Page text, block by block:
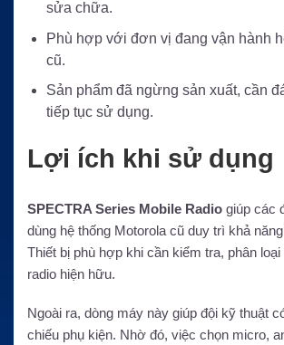
sửa chữa.
Phù hợp với đơn vị đang vận hành
cũ.
Sản phẩm đã ngừng sản xuất, cần
tiếp tục sử dụng.
Lợi ích khi sử dụng
SPECTRA Series Mobile Radio giúp các
dùng hệ thống Motorola cũ duy trì khả
Thiết bị phù hợp khi cần kiểm tra, phân loại
radio hiện hữu.
Ngoài ra, dòng máy này giúp đội kỹ thuật
chiếu phụ kiện. Nhờ đó, việc chọn micro,